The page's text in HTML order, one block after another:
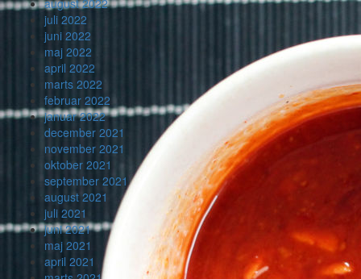
august 2022
juli 2022
juni 2022
maj 2022
april 2022
marts 2022
februar 2022
januar 2022
december 2021
november 2021
oktober 2021
september 2021
august 2021
juli 2021
juni 2021
maj 2021
april 2021